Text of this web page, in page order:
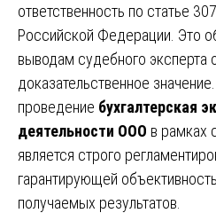
ответственность по статье
Российской Федерации. Это
выводам судебного эксперта
доказательственное
проведение бухгалтерская
деятельности ООО в рамках
является строго
гарантирующей
получаемых результатов.